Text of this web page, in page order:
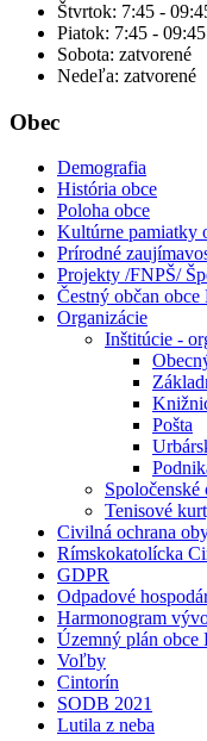
Štvrtok: 7:45 -
Piatok: 7:45 -
Sobota: zatvorené
Nedeľa: zatvorené
Obec
Demografia
História obce
Poloha obce
Kultúrne pamiatky
Prírodné
Projekty /FNPŠ/
Čestný občan
Organizácie
Inštitúcie -
Pošta
Spoločenské
Tenisové
Civilná ochrana
Rímskokatolícka
GDPR
Odpadové
Harmonogram
Územný plán obce
Voľby
Cintorín
SODB 2021
Lutila z neba